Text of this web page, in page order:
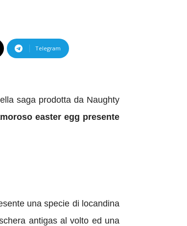
Telegram
saga prodotta da Naughty
easter egg presente
una specie di locandina
antigas al volto ed una